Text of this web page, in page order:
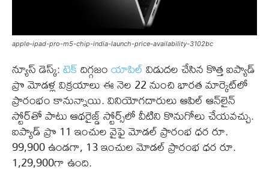
apple-ipad-pro-m5-chip-india-launch-price-availability-3102bc
న్యూస్ డెస్క్:టెక్దిగ్గజంయాపిల్విడుదల చేసిన కొత్త ఐప్యాడ్
ప్రొ మోడళ్ల విక్రయాలు ఈ నెల 22 నుంచి భారత మార్కెట్‌లో
ప్రారంభం కానున్నాయి. వినియోగదారులు ఆపిల్ ఆన్‌లైన్
స్టోర్‌తో పాటు ఆథరైజ్డ్ స్టోర్స్‌లో వీటిని కొనుగోలు చేయవచ్చు.
ఐప్యాడ్ ప్రొ 11 ఇంచుల వైఫై మోడల్ ప్రారంభ ధర రూ.
99,900 ఉండగా, 13 ఇంచుల మోడల్ ప్రారంభ ధర రూ.
1,29,900గా ఉంది.